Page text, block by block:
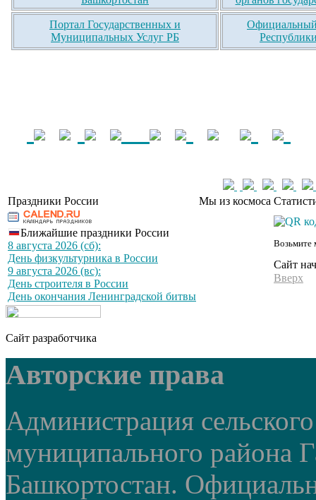
Портал Государственных и
Муниципальных Услуг РБ
Официальный
Праздники России Мы из космоса
Ближайшие праздники России
8 августа 2026 (сб):
День физкультурника в России
9 августа 2026 (вс):
День строителя в России
День окончания Ленинградской битвы
Возьмите
Сайт
Вверх
Сайт разработчика
Авторские права
Администрация
муниципального района
Башкортостан.